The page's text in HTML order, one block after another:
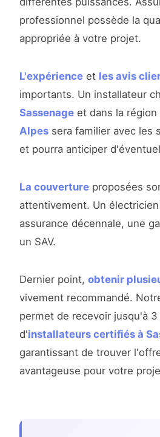
professionnel possède la
appropriée à votre projet.
L'expérience et les avis
importants. Un installateur
Sassenage et dans la région
Alpes sera familier avec les
et pourra anticiper
La couverture proposées
attentivement. Un
assurance décennale, une
un SAV.
Dernier point, obtenir
vivement recommandé.
permet de recevoir jusqu'à 3
d'installateurs certifiés à
garantissant de trouver
avantageuse pour votre